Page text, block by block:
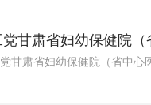
甘肃省妇幼保健院
甘肃省妇幼保健院（省中心